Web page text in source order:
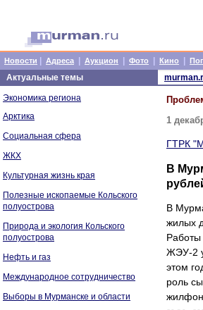
Новости Адреса Аукцион Фото Кино
Актуальные темы
Экономика региона
Арктика
Социальная сфера
ЖКХ
Культурная жизнь края
Полезные ископаемые Кольского
полуострова
Природа и экология Кольского
полуострова
Нефть и газ
Международное сотрудничество
Выборы в Мурманске и области
1
ГТРК
В
В
жилых
Работы
ЖЭУ-2
этом
роль